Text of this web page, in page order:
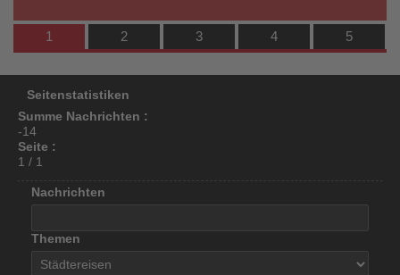
1 2 3 4 5
Seitenstatistiken
Summe Nachrichten :
-14
Seite :
1 / 1
Nachrichten
Themen